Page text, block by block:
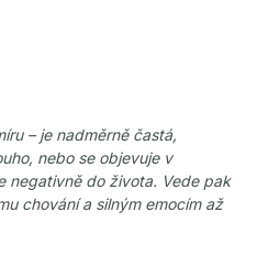
– je nadměrně častá,
nebo se objevuje v
negativně do života. Vede pak
chování a silným emocím až